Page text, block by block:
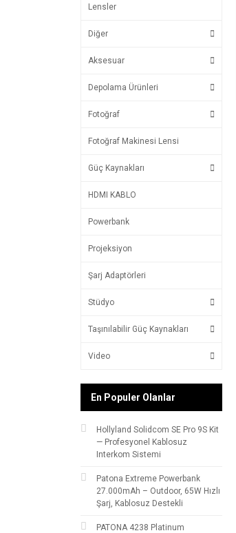
Lensler
Diğer
Aksesuar
Depolama Ürünleri
Fotoğraf
Fotoğraf Makinesi Lensi
Güç Kaynakları
HDMI KABLO
Powerbank
Projeksiyon
Şarj Adaptörleri
Stüdyo
Taşınılabilir Güç Kaynakları
Video
En Populer Olanlar
Hollyland Solidcom SE Pro 9S Kit
— Profesyonel Kablosuz
Interkom Sistemi
Patona Extreme Powerbank
27.000mAh – Outdoor, 65W Hızlı
Şarj, Kablosuz Destekli
PATONA 4238 Platinum